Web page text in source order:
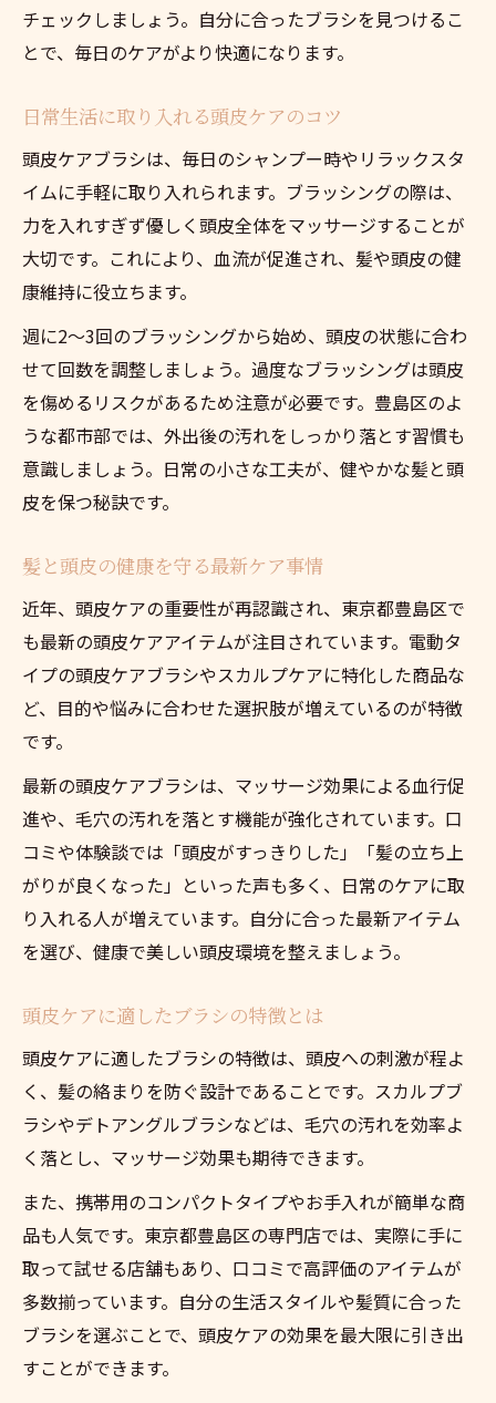
頭皮ケア時のブラシ選びで気をつけること
頭皮ケアブラシのデメリットと対策法
頭皮ケアで気をつけたい摩擦と刺激の影響
チェックしましょう。自分に合ったブラシを見つけるこ
とで、毎日のケアがより快適になります。
日常生活に取り入れる頭皮ケアのコツ
頭皮ケアブラシは、毎日のシャンプー時やリラックスタ
イムに手軽に取り入れられます。ブラッシングの際は、
力を入れすぎず優しく頭皮全体をマッサージすることが
大切です。これにより、血流が促進され、髪や頭皮の健
康維持に役立ちます。
週に2〜3回のブラッシングから始め、頭皮の状態に合わ
せて回数を調整しましょう。過度なブラッシングは頭皮
を傷めるリスクがあるため注意が必要です。豊島区のよ
うな都市部では、外出後の汚れをしっかり落とす習慣も
意識しましょう。日常の小さな工夫が、健やかな髪と頭
皮を保つ秘訣です。
髪と頭皮の健康を守る最新ケア事情
近年、頭皮ケアの重要性が再認識され、東京都豊島区で
も最新の頭皮ケアアイテムが注目されています。電動タ
イプの頭皮ケアブラシやスカルプケアに特化した商品な
ど、目的や悩みに合わせた選択肢が増えているのが特徴
です。
最新の頭皮ケアブラシは、マッサージ効果による血行促
進や、毛穴の汚れを落とす機能が強化されています。口
コミや体験談では「頭皮がすっきりした」「髪の立ち上
がりが良くなった」といった声も多く、日常のケアに取
り入れる人が増えています。自分に合った最新アイテム
を選び、健康で美しい頭皮環境を整えましょう。
頭皮ケアに適したブラシの特徴とは
頭皮ケアに適したブラシの特徴は、頭皮への刺激が程よ
く、髪の絡まりを防ぐ設計であることです。スカルプブ
ラシやデトアングルブラシなどは、毛穴の汚れを効率よ
く落とし、マッサージ効果も期待できます。
また、携帯用のコンパクトタイプやお手入れが簡単な商
品も人気です。東京都豊島区の専門店では、実際に手に
取って試せる店舗もあり、口コミで高評価のアイテムが
多数揃っています。自分の生活スタイルや髪質に合った
ブラシを選ぶことで、頭皮ケアの効果を最大限に引き出
すことができます。